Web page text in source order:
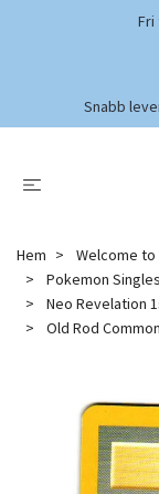
Fri
Snabb
Hem Welcome to
Pokemon Singles
Neo Revelation
Old Rod